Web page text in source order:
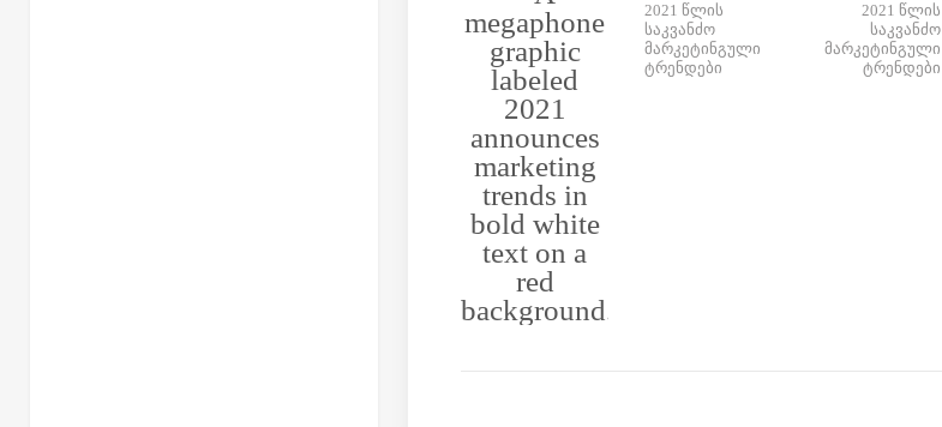
2021 წლის
საკვანძო
მარკეტინგული
ტრენდები
2021 წლის
საკვანძო
მარკეტინგული
ტრენდები